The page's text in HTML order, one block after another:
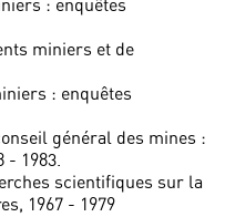
: enquêtes
miniers et de
: enquêtes
général des mines :
- 1983.
scientifiques sur la
1967 - 1979